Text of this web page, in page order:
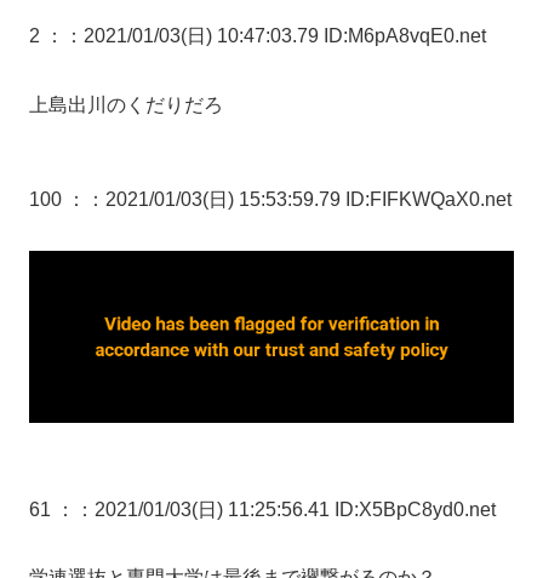
2 ： ：2021/01/03(日) 10:47:03.79 ID:M6pA8vqE0.net
上島出川のくだりだろ
100 ： ：2021/01/03(日) 15:53:59.79 ID:FIFKWQaX0.net
61 ： ：2021/01/03(日) 11:25:56.41 ID:X5BpC8yd0.net